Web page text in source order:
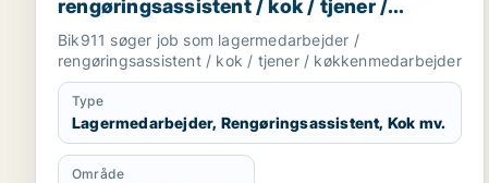
rengøringsassistent / kok / tjener /
køkkenmedarbejder
Bik911 søger job som lagermedarbejder /
rengøringsassistent / kok / tjener / køkkenmedarbejder
Type
Lagermedarbejder, Rengøringsassistent, Kok mv.
Område